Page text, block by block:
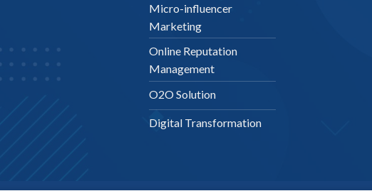
Micro-influencer
Marketing
Online Reputation
Management
O2O Solution
Digital Transformation